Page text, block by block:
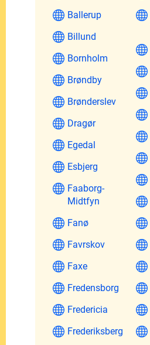
Ballerup
Billund
Bornholm
Brøndby
Brønderslev
Dragør
Egedal
Esbjerg
Faaborg-
Midtfyn
Fanø
Favrskov
Faxe
Fredensborg
Fredericia
Frederiksberg